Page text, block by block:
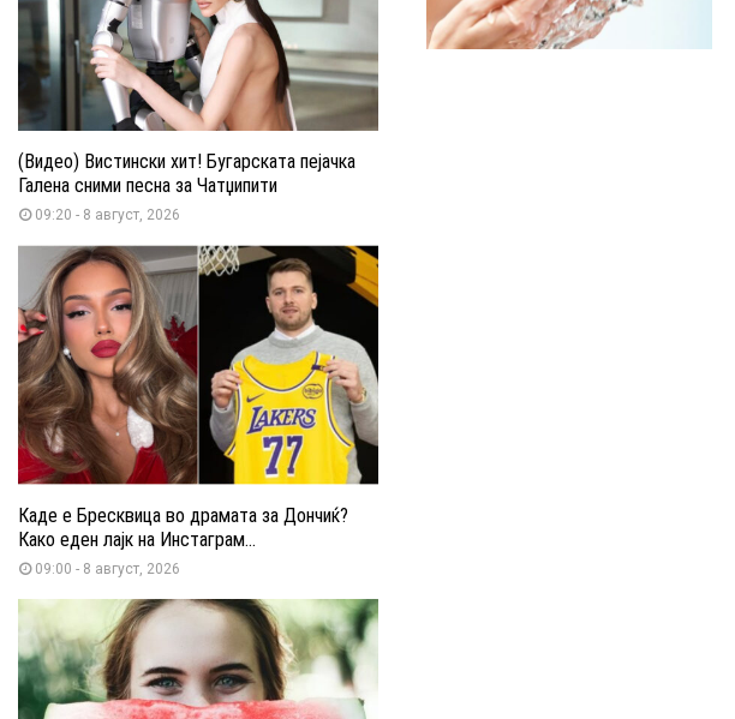
(Видео) Вистински хит! Бугарската пејачка
Галена сними песна за Чатџипити
09:20 - 8 август, 2026
Каде е Бресквица во драмата за Дончиќ?
Како еден лајк на Инстаграм...
09:00 - 8 август, 2026